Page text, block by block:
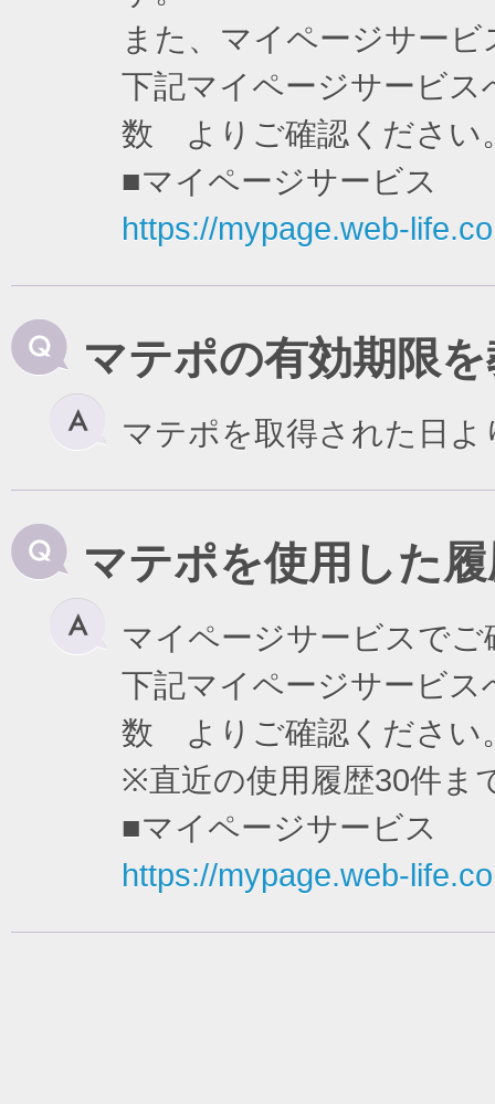
また、マイページサー
下記マイページサービ
数 よりご確認ください
■マイページサービス
https://mypage.web-
マテポの有効期限
マテポを取得された日
マテポを使用した
マイページサービスで
下記マイページサービ
数 よりご確認ください
※直近の使用履歴30件ま
■マイページサービス
https://mypage.web-